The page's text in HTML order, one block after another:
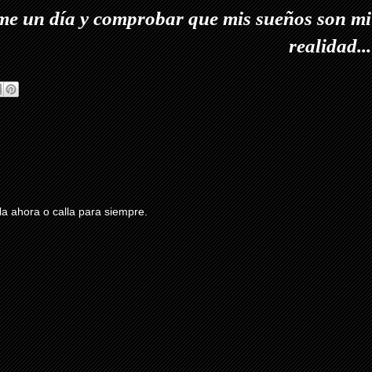
un día y comprobar que mis sueños son mi
realidad...
ahora o calla para siempre.